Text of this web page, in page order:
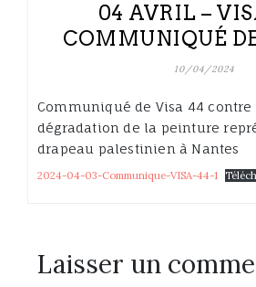
04 AVRIL –
COMMUNIQUÉ
10/04/2024
Communiqué de Visa 44 contre
dégradation de la peinture
drapeau palestinien à Nantes
2024-04-03-Communique-VISA-44-1
Laisser un